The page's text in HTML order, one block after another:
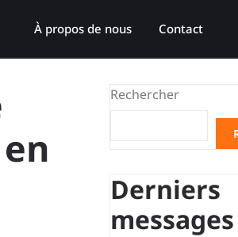
À propos de nous Contact
Rechercher
Derniers
messages